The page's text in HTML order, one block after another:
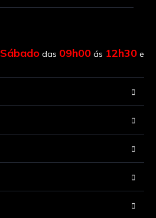
Sábado das 09h00 ás 12h30 e